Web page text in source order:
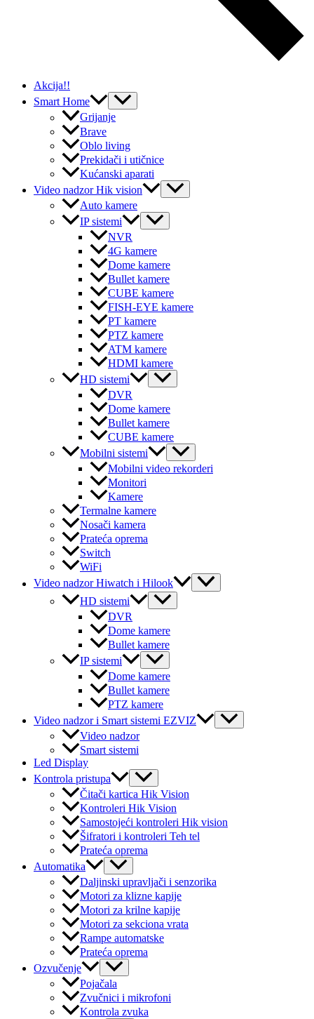
Akcija!!
Smart Home
Menu
Toggle
Grijanje
Brave
Oblo living
Prekidači i utičnice
Kućanski aparati
Video nadzor Hik vision
Menu
Toggle
Auto kamere
IP sistemi
Menu
Toggle
NVR
4G kamere
Dome kamere
Bullet kamere
CUBE kamere
FISH-EYE kamere
PT kamere
PTZ kamere
ATM kamere
HDMI kamere
HD sistemi
Menu
Toggle
DVR
Dome kamere
Bullet kamere
CUBE kamere
Mobilni sistemi
Menu
Toggle
Mobilni video rekorderi
Monitori
Kamere
Termalne kamere
Nosači kamera
Prateća oprema
Switch
WiFi
Video nadzor Hiwatch i Hilook
Menu
Toggle
HD sistemi
Menu
Toggle
DVR
Dome kamere
Bullet kamere
IP sistemi
Menu
Toggle
Dome kamere
Bullet kamere
PTZ kamere
Video nadzor i Smart sistemi EZVIZ
Menu
Toggle
Video nadzor
Smart sistemi
Led Display
Kontrola pristupa
Menu
Toggle
Čitači kartica Hik Vision
Kontroleri Hik Vision
Samostojeći kontroleri Hik vision
Šifratori i kontroleri Teh tel
Prateća oprema
Automatika
Menu
Toggle
Daljinski upravljači i senzorika
Motori za klizne kapije
Motori za krilne kapije
Motori za sekciona vrata
Rampe automatske
Prateća oprema
Ozvučenje
Menu
Toggle
Pojačala
Zvučnici i mikrofoni
Kontrola zvuka